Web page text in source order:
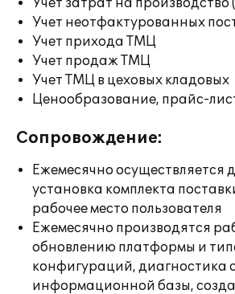
Учет затрат на производство
Учет неотфактурованных
Учет прихода ТМЦ
Учет продаж ТМЦ
Учет ТМЦ в цеховых кладовых
Ценообразование, прайс-
Сопровождение:
Ежемесячно осуществляется
установка комплекта
рабочее место пользователя
Ежемесячно производятся
обновлению платформы и
конфигураций, диагностика
информационной базы,